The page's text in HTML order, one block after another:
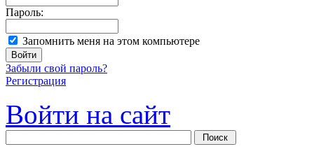
Пароль:
Запомнить меня на этом компьютере
Забыли свой пароль?
Регистрация
Войти на сайт